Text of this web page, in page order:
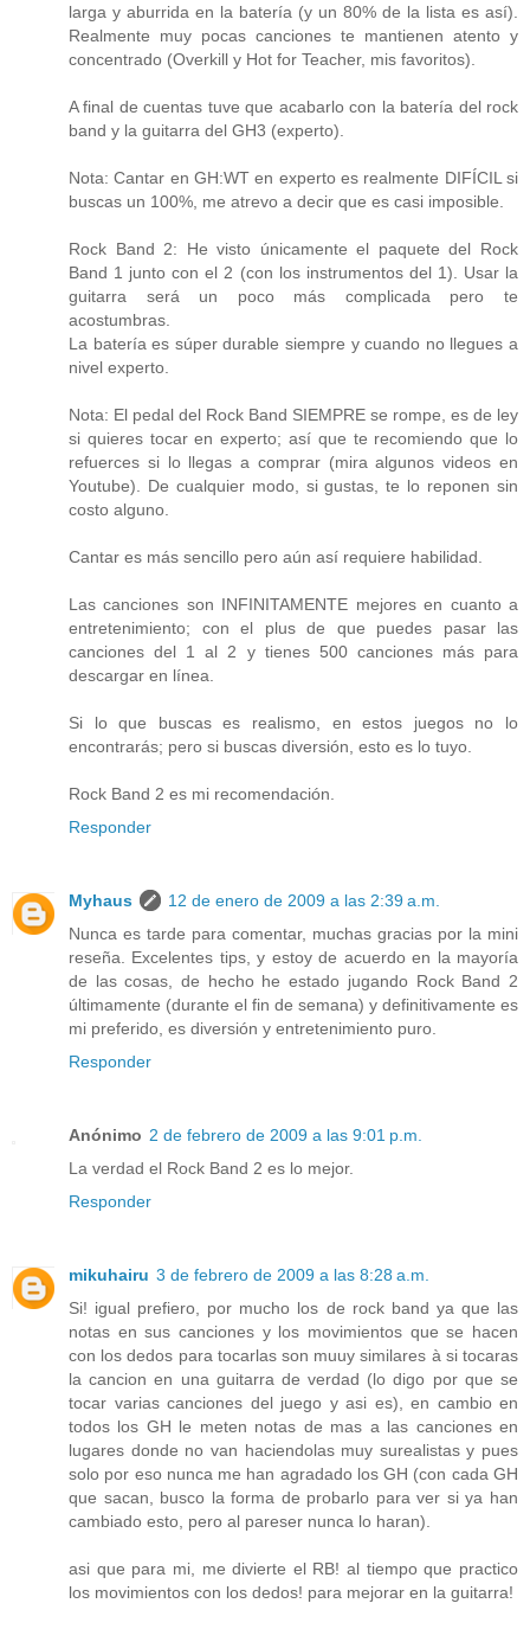
larga y aburrida en la batería (y un 80% de la lista es así).
Realmente muy pocas canciones te mantienen atento y
concentrado (Overkill y Hot for Teacher, mis favoritos).
A final de cuentas tuve que acabarlo con la batería del rock
band y la guitarra del GH3 (experto).
Nota: Cantar en GH:WT en experto es realmente DIFÍCIL si
buscas un 100%, me atrevo a decir que es casi imposible.
Rock Band 2: He visto únicamente el paquete del Rock
Band 1 junto con el 2 (con los instrumentos del 1). Usar la
guitarra será un poco más complicada pero te
acostumbras.
La batería es súper durable siempre y cuando no llegues a
nivel experto.
Nota: El pedal del Rock Band SIEMPRE se rompe, es de ley
si quieres tocar en experto; así que te recomiendo que lo
refuerces si lo llegas a comprar (mira algunos videos en
Youtube). De cualquier modo, si gustas, te lo reponen sin
costo alguno.
Cantar es más sencillo pero aún así requiere habilidad.
Las canciones son INFINITAMENTE mejores en cuanto a
entretenimiento; con el plus de que puedes pasar las
canciones del 1 al 2 y tienes 500 canciones más para
descargar en línea.
Si lo que buscas es realismo, en estos juegos no lo
encontrarás; pero si buscas diversión, esto es lo tuyo.
Rock Band 2 es mi recomendación.
Responder
Myhaus
12 de enero de 2009 a las 2:39 a.m.
Nunca es tarde para comentar, muchas gracias por la mini
reseña. Excelentes tips, y estoy de acuerdo en la mayoría
de las cosas, de hecho he estado jugando Rock Band 2
últimamente (durante el fin de semana) y definitivamente es
mi preferido, es diversión y entretenimiento puro.
Responder
Anónimo 2 de febrero de 2009 a las 9:01 p.m.
La verdad el Rock Band 2 es lo mejor.
Responder
mikuhairu 3 de febrero de 2009 a las 8:28 a.m.
Si! igual prefiero, por mucho los de rock band ya que las
notas en sus canciones y los movimientos que se hacen
con los dedos para tocarlas son muuy similares à si tocaras
la cancion en una guitarra de verdad (lo digo por que se
tocar varias canciones del juego y asi es), en cambio en
todos los GH le meten notas de mas a las canciones en
lugares donde no van haciendolas muy surealistas y pues
solo por eso nunca me han agradado los GH (con cada GH
que sacan, busco la forma de probarlo para ver si ya han
cambiado esto, pero al pareser nunca lo haran).
asi que para mi, me divierte el RB! al tiempo que practico
los movimientos con los dedos! para mejorar en la guitarra!